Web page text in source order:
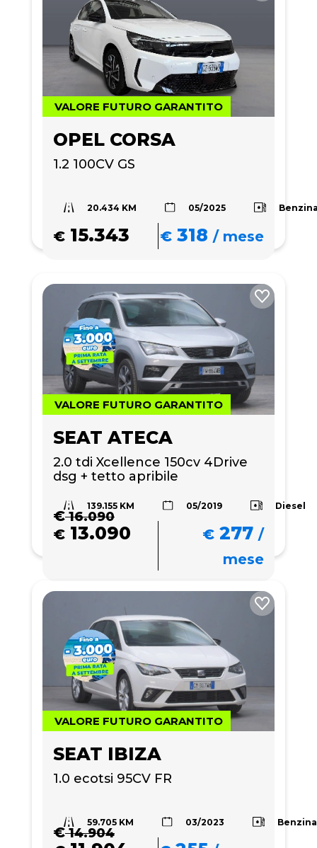
VALORE FUTURO GARANTITO
OPEL CORSA
1.2 100CV GS
20.434 KM 05/2025
€ 15.343 € 318 /mese
VALORE FUTURO GARANTITO
SEAT ATECA
2.0 tdi Xcellence 150cv 4Drive
dsg + tetto apribile
139.155 KM 05/2019 Diesel
€16.090
€ 13.090 € 277 /
mese
VALORE FUTURO GARANTITO
SEAT IBIZA
1.0 ecotsi 95CV FR
59.705 KM 03/2023 Benzina
€14.904